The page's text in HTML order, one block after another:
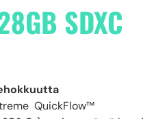
SDXC
QuickFlow™